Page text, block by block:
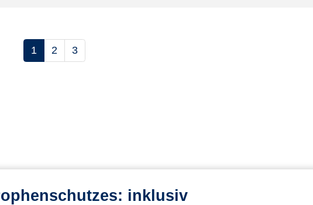
1 2 3
inklusiv